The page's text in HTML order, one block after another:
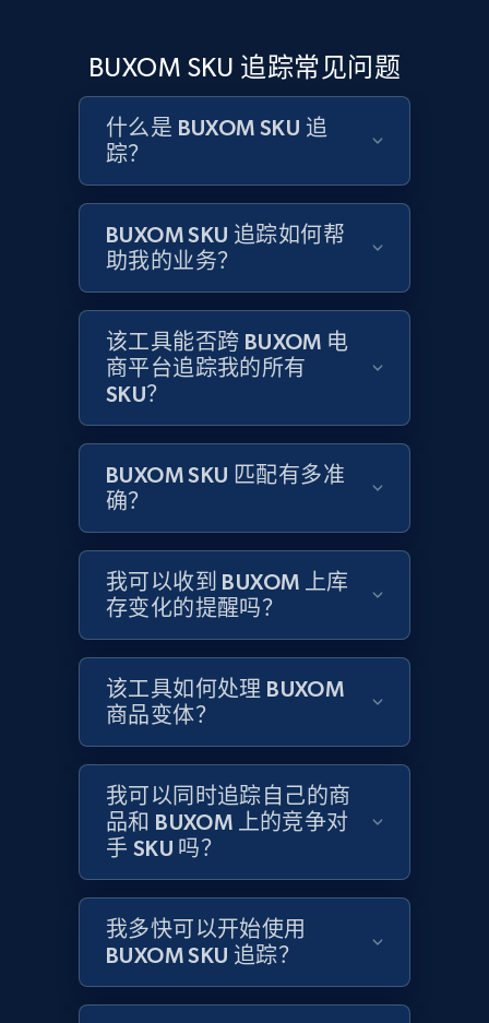
URL, Domain, Country code, Model number,
Sku, Product id, Product name, Manufacturer,
and more.
2.1K+
Home Depot US - Discovery products by
specific category URL
URL, Domain, Country code, Model number,
Sku, Product id, Product name, Manufacturer,
and more.
Title, Seller name, Brand, Description, Initial
price, Currency, Availability, Reviews count, and
2.1K+ 375+ 立即开始
Amazon products global dataset - Collects
products by specific category URL
Title, Seller name, Brand, Description, Initial
price, Currency, Availability, Reviews count, and
more.
2.1K+ 375+
BUXOM SKU 追踪常见问题
什么是 BUXOM SKU 追
踪？
BUXOM SKU 追踪如何帮
助我的业务？
该工具能否跨 BUXOM 电
商平台追踪我的所有
SKU？
BUXOM SKU 匹配有多准
确？
我可以收到 BUXOM 上库
存变化的提醒吗？
该工具如何处理 BUXOM
商品变体？
我可以同时追踪自己的商
品和 BUXOM 上的竞争对
手 SKU 吗？
我多快可以开始使用
BUXOM SKU 追踪？